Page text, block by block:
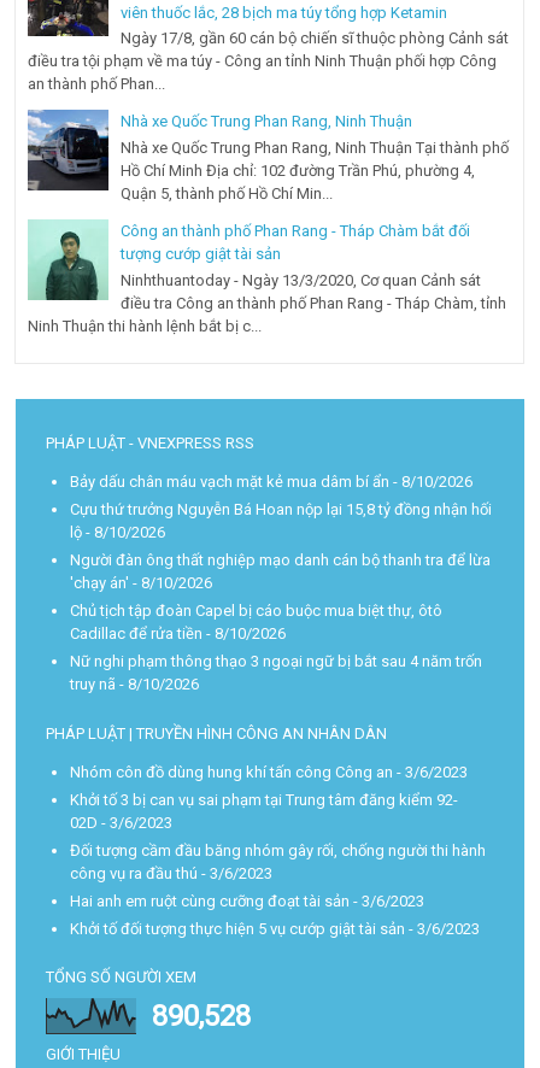
viên thuốc lắc, 28 bịch ma túy tổng hợp Ketamin
Ngày 17/8, gần 60 cán bộ chiến sĩ thuộc phòng Cảnh sát
điều tra tội phạm về ma túy - Công an tỉnh Ninh Thuận phối hợp Công
an thành phố Phan...
Nhà xe Quốc Trung Phan Rang, Ninh Thuận
Nhà xe Quốc Trung Phan Rang, Ninh Thuận Tại thành phố
Hồ Chí Minh Địa chỉ: 102 đường Trần Phú, phường 4,
Quận 5, thành phố Hồ Chí Min...
Công an thành phố Phan Rang - Tháp Chàm bắt đối
tượng cướp giật tài sản
Ninhthuantoday - Ngày 13/3/2020, Cơ quan Cảnh sát
điều tra Công an thành phố Phan Rang - Tháp Chàm, tỉnh
Ninh Thuận thi hành lệnh bắt bị c...
PHÁP LUẬT - VNEXPRESS RSS
Bảy dấu chân máu vạch mặt kẻ mua dâm bí ẩn - 8/10/2026
Cựu thứ trưởng Nguyễn Bá Hoan nộp lại 15,8 tỷ đồng nhận hối
lộ - 8/10/2026
Người đàn ông thất nghiệp mạo danh cán bộ thanh tra để lừa
'chạy án' - 8/10/2026
Chủ tịch tập đoàn Capel bị cáo buộc mua biệt thự, ôtô
Cadillac để rửa tiền - 8/10/2026
Nữ nghi phạm thông thạo 3 ngoại ngữ bị bắt sau 4 năm trốn
truy nã - 8/10/2026
PHÁP LUẬT | TRUYỀN HÌNH CÔNG AN NHÂN DÂN
Nhóm côn đồ dùng hung khí tấn công Công an - 3/6/2023
Khởi tố 3 bị can vụ sai phạm tại Trung tâm đăng kiểm 92-
02D - 3/6/2023
Đối tượng cầm đầu băng nhóm gây rối, chống người thi hành
công vụ ra đầu thú - 3/6/2023
Hai anh em ruột cùng cưỡng đoạt tài sản - 3/6/2023
Khởi tố đối tượng thực hiện 5 vụ cướp giật tài sản - 3/6/2023
TỔNG SỐ NGƯỜI XEM
890,528
GIỚI THIỆU